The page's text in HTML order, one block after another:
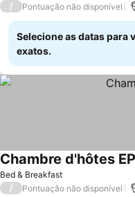
/ Pontuação não disponível
Selecione as datas para
exatos.
Bed & Breakfast
Chambre d'hôtes
/ Pontuação não disponível